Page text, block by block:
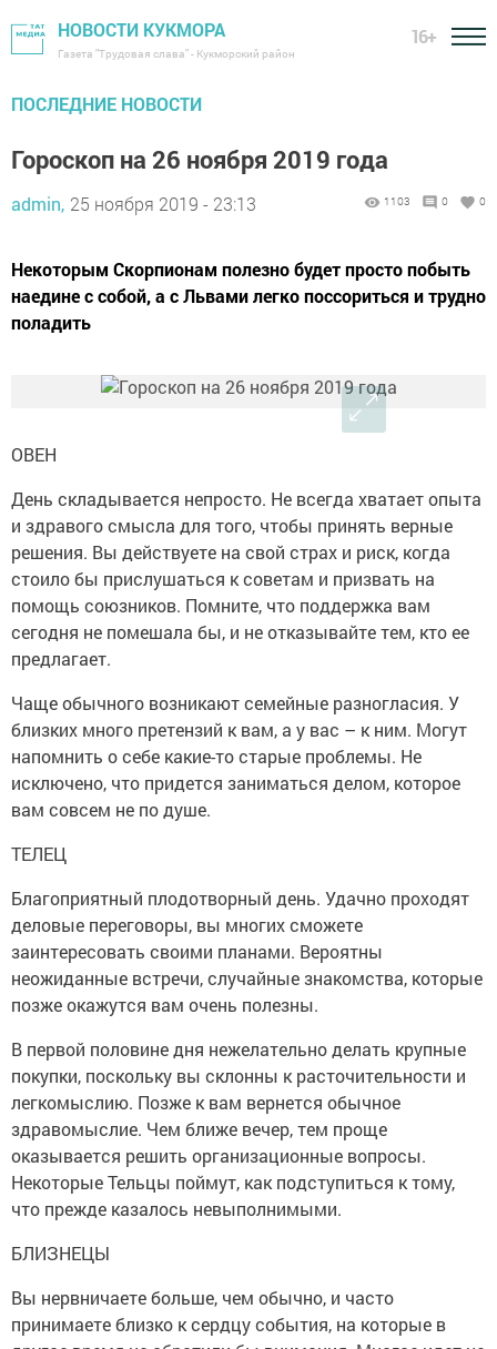
НОВОСТИ КУКМОРА
Газета "Трудовая слава" - Кукморский район
16+
ПОСЛЕДНИЕ НОВОСТИ
Гороскоп на 26 ноября 2019 года
admin, 25 ноября 2019 - 23:13 1103 0 0
Некоторым Скорпионам полезно будет просто побыть
наедине с собой, а с Львами легко поссориться и трудно
поладить
ОВЕН
День складывается непросто. Не всегда хватает опыта
и здравого смысла для того, чтобы принять верные
решения. Вы действуете на свой страх и риск, когда
стоило бы прислушаться к советам и призвать на
помощь союзников. Помните, что поддержка вам
сегодня не помешала бы, и не отказывайте тем, кто ее
предлагает.
Чаще обычного возникают семейные разногласия. У
близких много претензий к вам, а у вас – к ним. Могут
напомнить о себе какие-то старые проблемы. Не
исключено, что придется заниматься делом, которое
вам совсем не по душе.
ТЕЛЕЦ
Благоприятный плодотворный день. Удачно проходят
деловые переговоры, вы многих сможете
заинтересовать своими планами. Вероятны
неожиданные встречи, случайные знакомства, которые
позже окажутся вам очень полезны.
В первой половине дня нежелательно делать крупные
покупки, поскольку вы склонны к расточительности и
легкомыслию. Позже к вам вернется обычное
здравомыслие. Чем ближе вечер, тем проще
оказывается решить организационные вопросы.
Некоторые Тельцы поймут, как подступиться к тому,
что прежде казалось невыполнимыми.
БЛИЗНЕЦЫ
Вы нервничаете больше, чем обычно, и часто
принимаете близко к сердцу события, на которые в